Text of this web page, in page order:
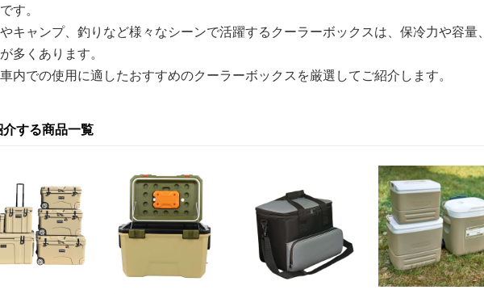
す。
キャンプ、釣りなど様々なシーンで活躍するクーラーボックスは、保冷力や容量
多くあります。
内での使用に適したおすすめのクーラーボックスを厳選してご紹介します。
する商品一覧